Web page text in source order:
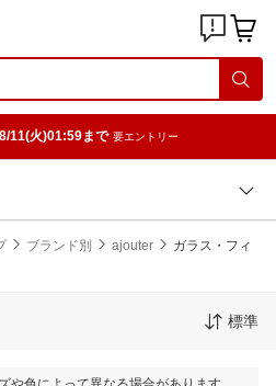
8/11(火)01:59まで 要エントリー
ブランド別 ajouter
ガラス・フィ
標準